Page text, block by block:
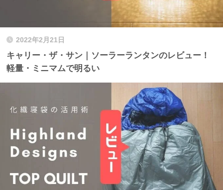
2022年2月21日
キャリー・ザ・サン｜ソーラーランタンのレビュー！
軽量・ミニマムで明るい